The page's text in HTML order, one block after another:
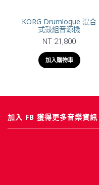
KORG Drumlogue 混合
式鼓組音源機
NT 21,800
加入購物車
加入 FB 獲得更多音樂資訊